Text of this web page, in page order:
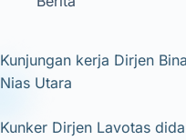
Kunjungan kerja Dirjen
Nias Utara
Kunker Dirjen Lavotas